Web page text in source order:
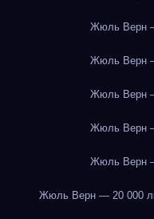
Жюль Верн
Жюль Верн
Жюль Верн
Жюль Верн
Жюль Верн
Жюль Верн — 20 000